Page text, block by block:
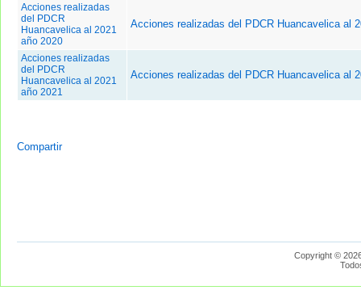
Acciones realizadas
del PDCR
Huancavelica al 2021
año 2020
Acciones realizadas del PDCR Huancavelica al
Acciones realizadas
del PDCR
Huancavelica al 2021
año 2021
Acciones realizadas del PDCR Huancavelica al
Compartir
Copyright ©